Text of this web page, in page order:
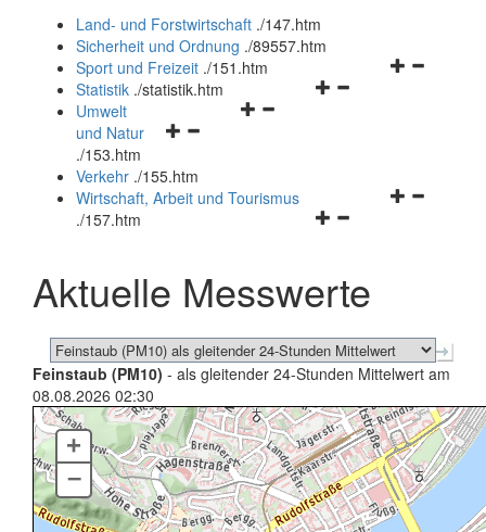
und
schließen
Land- und Forstwirtschaft ./147.htm
Sicherheit und Ordnung ./89557.htm
Navigationsmenü
Sport und Freizeit ./151.htm
Navigationsmenü
Statistik ./statistik.htm
Navigationsmenü
und
schließen
Umwelt
und Natur
./153.htm
Verkehr ./155.htm
Navigationsmenü
schließen
Wirtschaft, Arbeit und Tourismus
./157.htm
Aktuelle Messwerte
Feinstaub (PM10) - als gleitender 24-Stunden Mittelwert am
08.08.2026 02:30
+
–